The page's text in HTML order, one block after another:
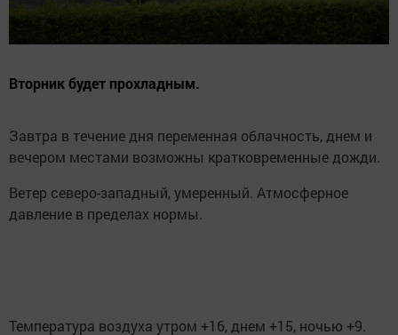
Вторник будет прохладным.
Завтра в течение дня переменная облачность, днем и
вечером местами возможны кратковременные дожди.
Ветер северо-западный, умеренный. Атмосферное
давление в пределах нормы.
Температура воздуха утром +16, днем +15, ночью +9.